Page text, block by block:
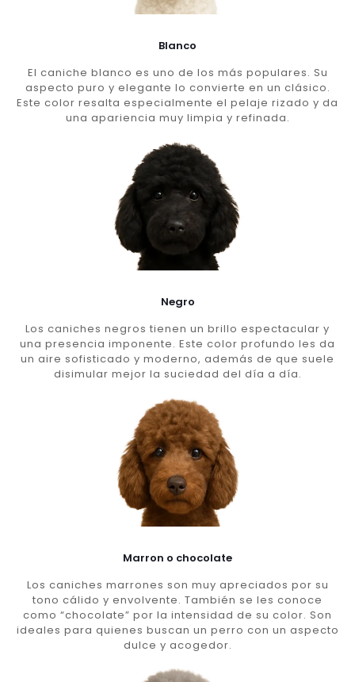
Blanco
El caniche blanco es uno de los más populares. Su
aspecto puro y elegante lo convierte en un clásico.
Este color resalta especialmente el pelaje rizado y da
una apariencia muy limpia y refinada.
Negro
Los caniches negros tienen un brillo espectacular y
una presencia imponente. Este color profundo les da
un aire sofisticado y moderno, además de que suele
disimular mejor la suciedad del día a día.
Marron o chocolate
Los caniches marrones son muy apreciados por su
tono cálido y envolvente. También se les conoce
como “chocolate” por la intensidad de su color. Son
ideales para quienes buscan un perro con un aspecto
dulce y acogedor.